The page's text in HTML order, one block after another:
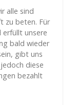
alle sind
zu beten. Für
erfüllt unsere
bald wieder
gibt uns
diese
bezahlt